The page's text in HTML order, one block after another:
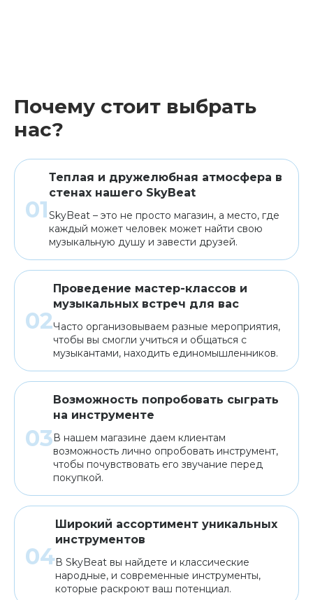
Почему стоит выбрать
нас?
Теплая и дружелюбная атмосфера в
стенах нашего SkyBeat
SkyBeat – это не просто магазин, а место, где
каждый может человек может найти свою
музыкальную душу и завести друзей.
Проведение мастер-классов и
музыкальных встреч для вас
Часто организовываем разные мероприятия,
чтобы вы смогли учиться и общаться с
музыкантами, находить единомышленников.
Возможность попробовать сыграть
на инструменте
В нашем магазине даем клиентам
возможность лично опробовать инструмент,
чтобы почувствовать его звучание перед
покупкой.
Широкий ассортимент уникальных
инструментов
В SkyBeat вы найдете и классические
народные, и современные инструменты,
которые раскроют ваш потенциал.